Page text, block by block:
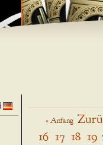
« Anfang
16 17 18 19